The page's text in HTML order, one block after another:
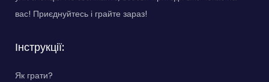
вас! Приєднуйтесь і грайте зараз!
Інструкції:
Як грати?